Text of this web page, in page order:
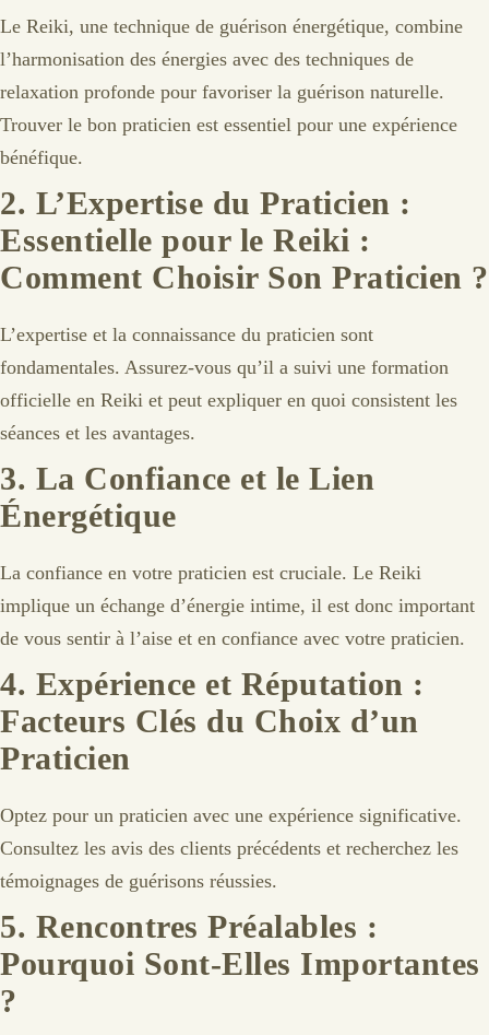
Le Reiki, une technique de guérison énergétique, combine
l’harmonisation des énergies avec des techniques de
relaxation profonde pour favoriser la guérison naturelle.
Trouver le bon praticien est essentiel pour une expérience
bénéfique.
2. L’Expertise du Praticien :
Essentielle pour le Reiki :
Comment Choisir Son Praticien ?
L’expertise et la connaissance du praticien sont
fondamentales. Assurez-vous qu’il a suivi une formation
officielle en Reiki et peut expliquer en quoi consistent les
séances et les avantages.
3. La Confiance et le Lien
Énergétique
La confiance en votre praticien est cruciale. Le Reiki
implique un échange d’énergie intime, il est donc important
de vous sentir à l’aise et en confiance avec votre praticien.
4. Expérience et Réputation :
Facteurs Clés du Choix d’un
Praticien
Optez pour un praticien avec une expérience significative.
Consultez les avis des clients précédents et recherchez les
témoignages de guérisons réussies.
5. Rencontres Préalables :
Pourquoi Sont-Elles Importantes
?